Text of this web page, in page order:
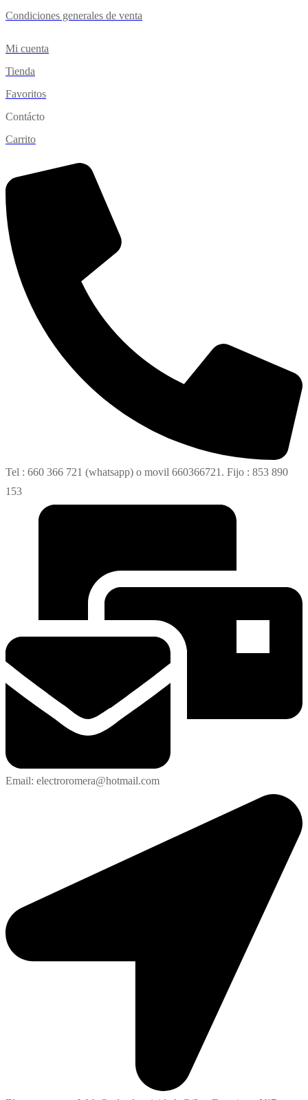
Condiciones generales de venta
Mi cuenta
Tienda
Favoritos
Contácto
Carrito
Tel : 660 366 721 (whatsapp) o movil 660366721. Fijo : 853 890
153
Email: electroromera@hotmail.com